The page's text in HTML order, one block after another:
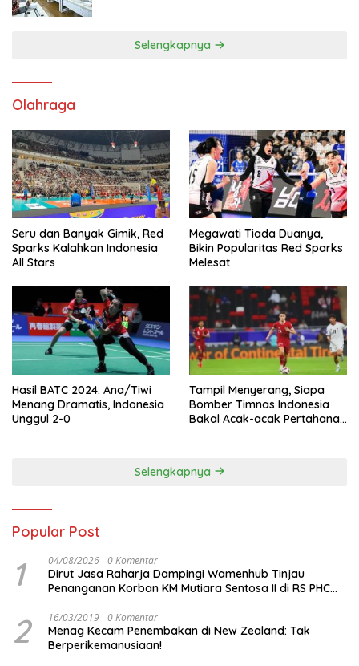
Selengkapnya
Olahraga
Seru dan Banyak Gimik, Red
Sparks Kalahkan Indonesia
All Stars
Megawati Tiada Duanya,
Bikin Popularitas Red Sparks
Melesat
Hasil BATC 2024: Ana/Tiwi
Menang Dramatis, Indonesia
Unggul 2-0
Tampil Menyerang, Siapa
Bomber Timnas Indonesia
Bakal Acak-acak Pertahanan
Selengkapnya
Popular Post
1 04/08/2026 0 Komentar
Dirut Jasa Raharja Dampingi Wamenhub Tinjau
Penanganan Korban KM Mutiara Sentosa II di RS PHC
2 16/03/2019 0 Komentar
Menag Kecam Penembakan di New Zealand: Tak
Berperikemanusiaan!